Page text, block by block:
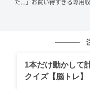
michill
かった…！と感動し
その名も『一気にす
一見すると普通のし
た…」お買い得すぎる専用
1本だけ動かして
クイズ【脳トレ】